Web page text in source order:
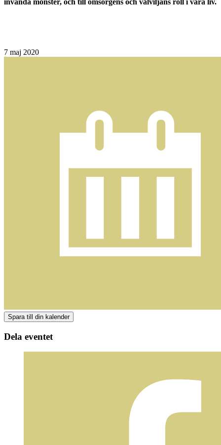
invanda mönster, och till omsorgens och välviljans roll i våra liv.
7 maj 2020
Dela eventet